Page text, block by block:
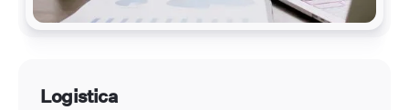
Logistica